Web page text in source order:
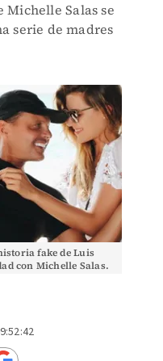
Michelle Salas se
serie de madres
fake de Luis
con Michelle Salas.